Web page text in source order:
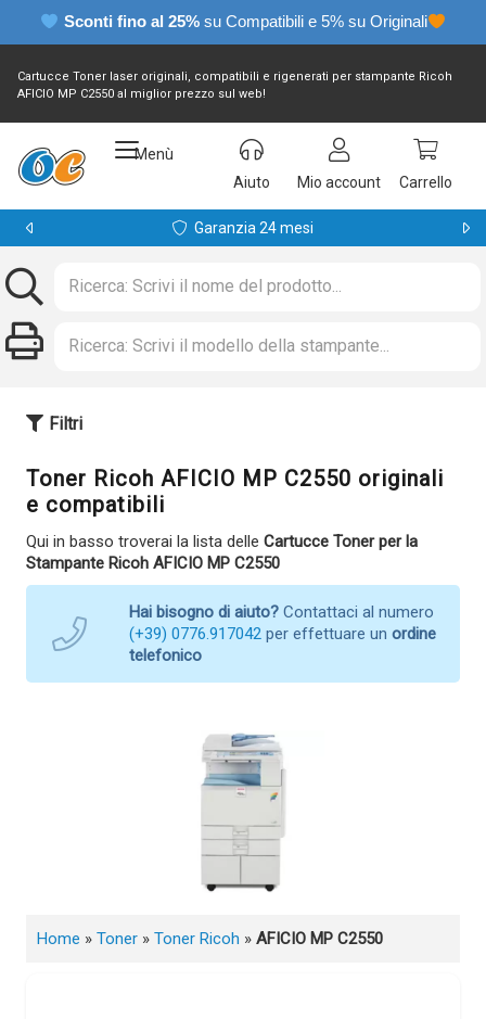
Sconti fino al 25% su Compatibili e 5% su Originali
Cartucce Toner laser originali, compatibili e rigenerati per stampante Ricoh
AFICIO MP C2550 al miglior prezzo sul web!
Menù
Aiuto
Mio account Carrello
Garanzia 24 mesi
Filtri
Toner Ricoh AFICIO MP C2550 originali
e compatibili
Qui in basso troverai la lista delle Cartucce Toner per la
Stampante Ricoh AFICIO MP C2550
Hai bisogno di aiuto? Contattaci al numero
(+39) 0776.917042 per effettuare un ordine
telefonico
Home » Toner » Toner Ricoh » AFICIO MP C2550